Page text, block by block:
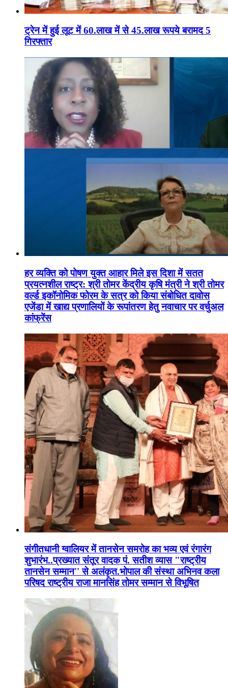
ट्रेन में हुई लूट में 60.लाख में से 45.लाख रूपये बरामद 5
गिरफ्तार
हर व्यक्ति को पोषण युक्त आहार मिले इस दिशा में सतत
प्रयत्नशील राष्ट्र: श्री तोमर केंद्रीय कृषि मंत्री ने श्री तोमर
वर्ल्ड इकॉनोमिक फोरम के सत्र को किया संबोधित दावोस
एजेंडा में खाद्य प्रणालियों के रूपांतरण हेतु नवाचार पर वर्चुअल
कांफ्रेंस
संगीतधानी ग्वालियर में तानसेन समरोह का भव्य एवं रंगारंग
शुभारंभ..प्रख्यात संतूर वादक पं. सतीश व्यास "राष्ट्रीय
तानसेन सम्मान'' से अलंकृत.भोपाल की संस्था अभिनव कला
परिषद राष्ट्रीय राजा मानसिंह तोमर सम्मान से विभूषित